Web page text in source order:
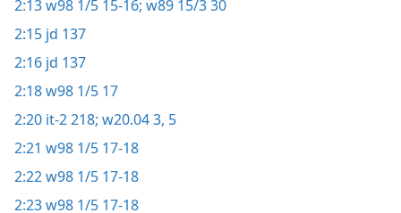
2:13w98 1/5 15-16; w89 15/3 30
2:15 jd 137
2:16 jd 137
2:18w98 1/5 17
2:20 it-2 218; w20.04 3, 5
2:21 w98 1/5 17-18
2:22w98 1/5 17-18
2:23w98 1/5 17-18